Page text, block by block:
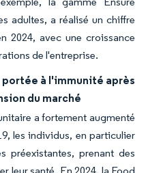
adultes, a réalisé un chiffre
2024, avec une croissance
de l'entreprise.
à l'immunité après
du marché
a fortement augmenté
les individus, en particulier
préexistantes, prenant des